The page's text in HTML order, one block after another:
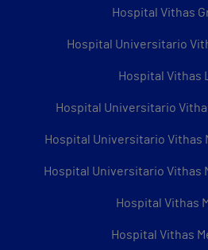
Hospital Vithas
Hospital Universitario
Hospital Vithas
Hospital Universitario
Hospital Universitario Vithas
Hospital Universitario Vithas
Hospital Vithas
Hospital Vithas